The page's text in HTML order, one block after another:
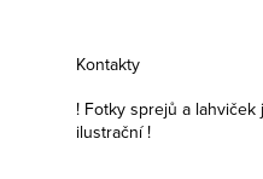
Kontakty
! Fotky sprejů a
ilustrační !